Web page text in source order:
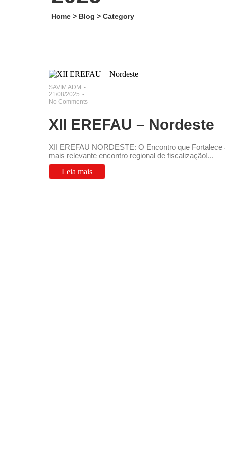
Home > Blog > Category
SAVIM ADM -
21/08/2025 -
No Comments
XII EREFAU – Nordeste
XII EREFAU NORDESTE: O Encontro que
mais relevante encontro regional de fiscalização!...
Leia mais